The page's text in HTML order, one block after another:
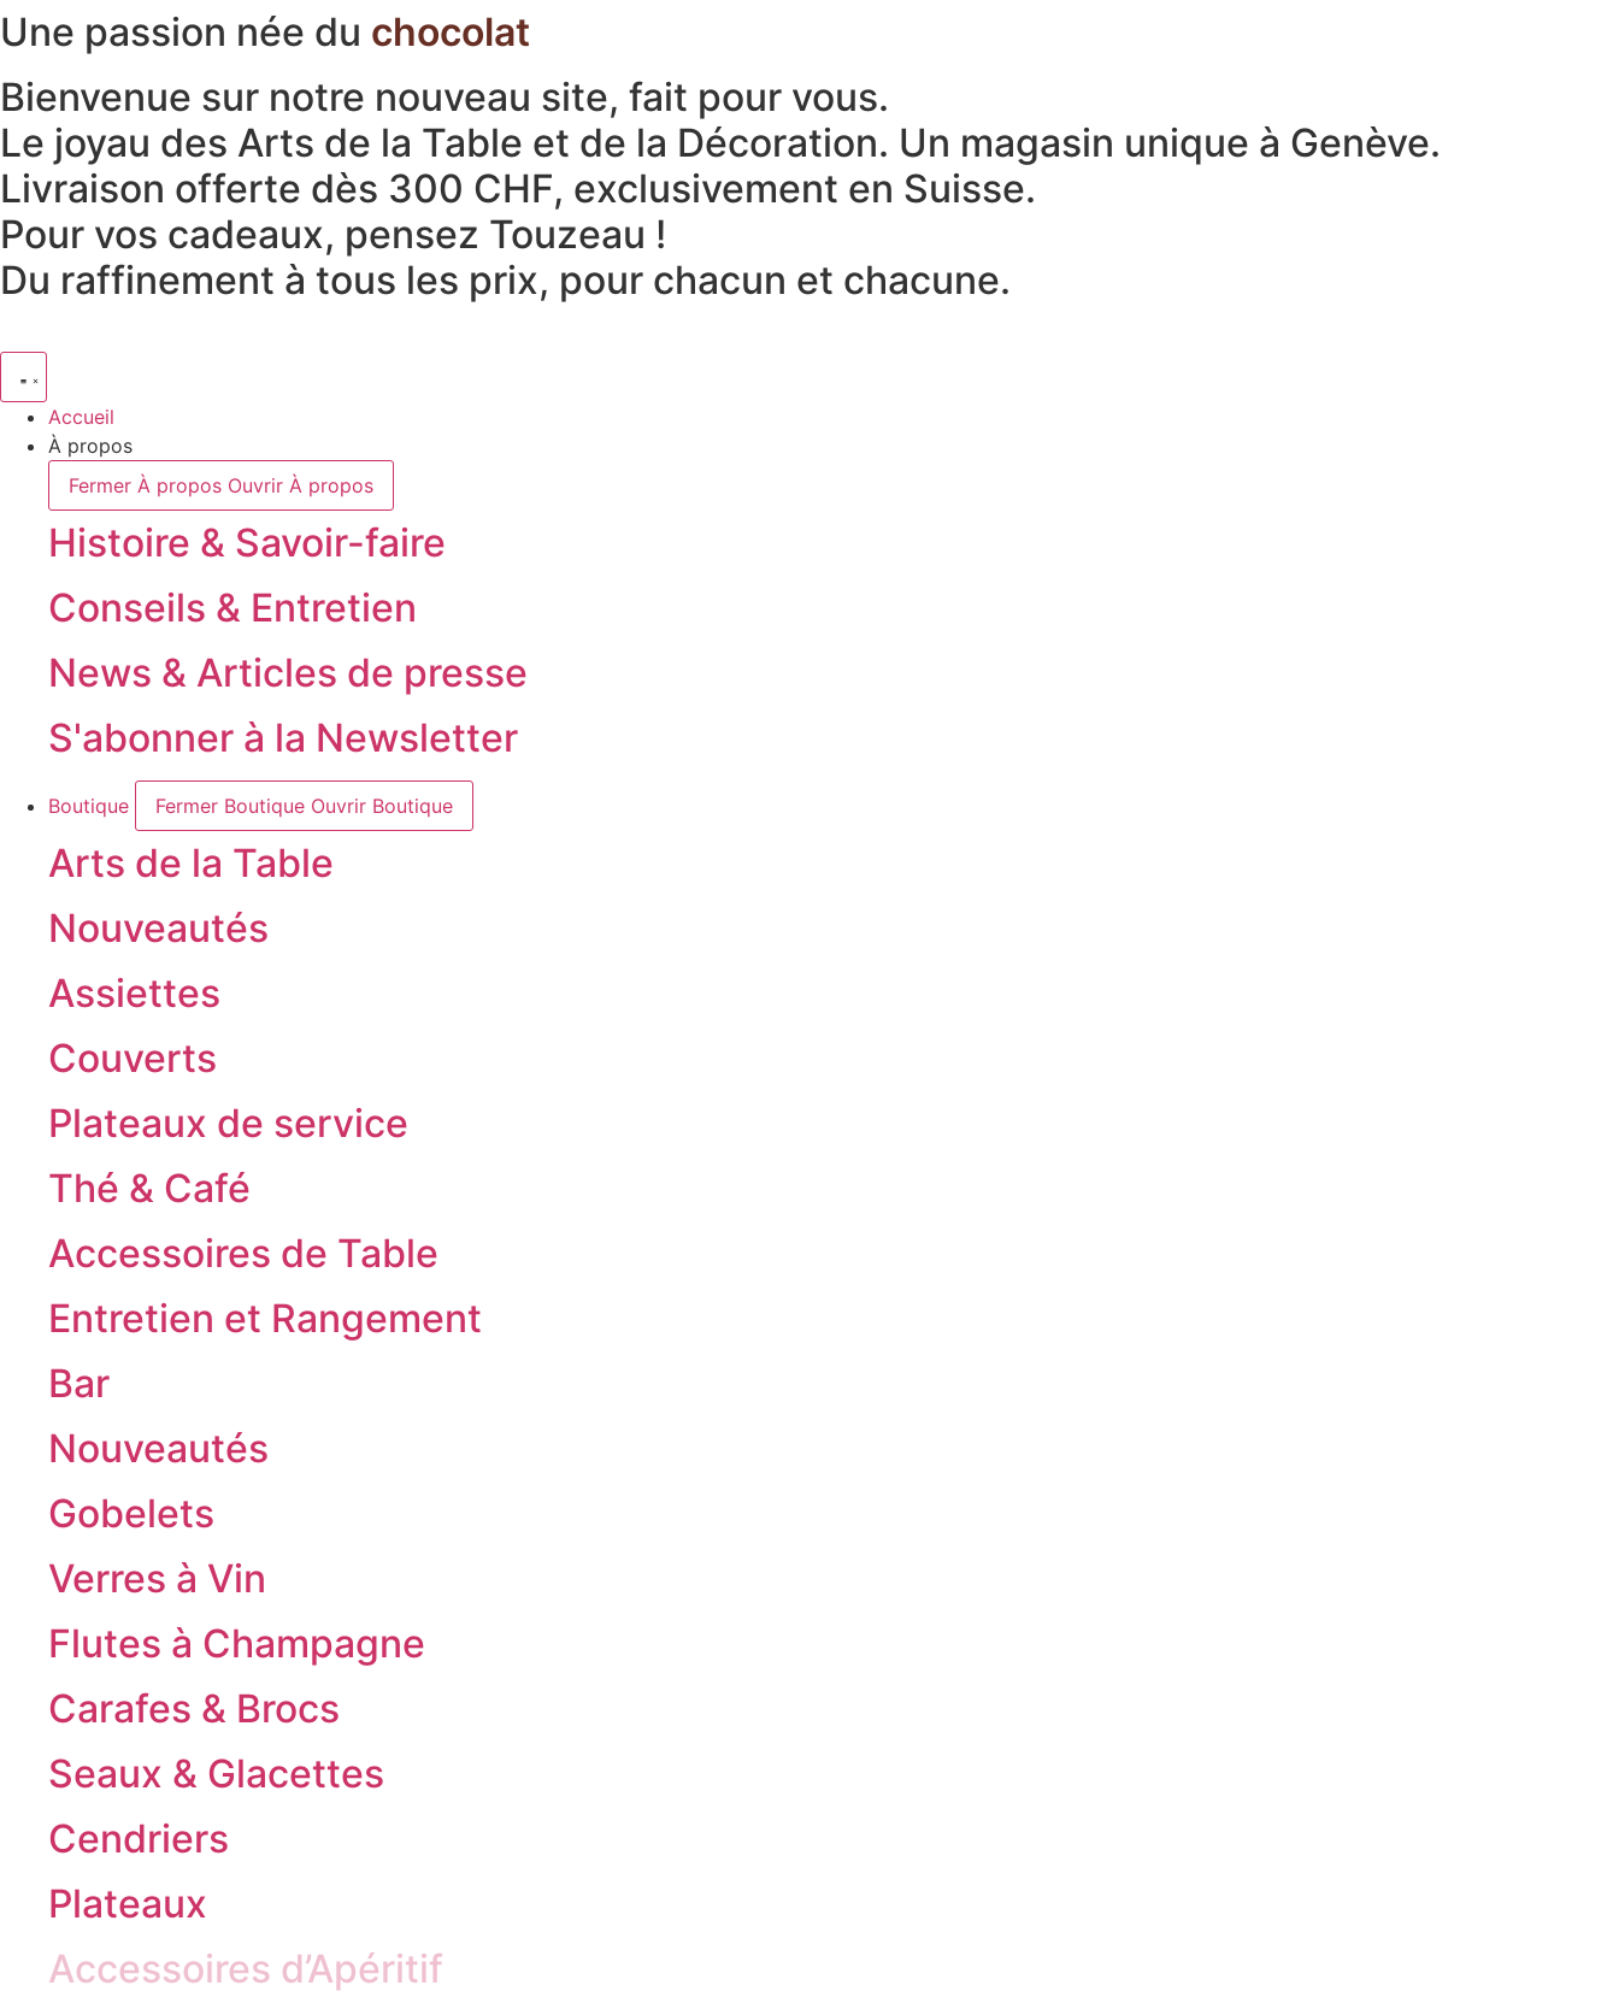
Aller
au
contenu
Une passion née du chocolat
Bienvenue sur notre nouveau site, fait pour vous.
Le joyau des Arts de la Table et de la Décoration. Un magasin unique à Genève.
Livraison offerte dès 300 CHF, exclusivement en Suisse.
Pour vos cadeaux, pensez Touzeau !
Du raffinement à tous les prix, pour chacun et chacune.
Accueil
À propos
Fermer À propos Ouvrir À propos
Histoire & Savoir-faire
Conseils & Entretien
News & Articles de presse
S'abonner à la Newsletter
Boutique Fermer Boutique Ouvrir Boutique
Arts de la Table
Nouveautés
Assiettes
Couverts
Plateaux de service
Thé & Café
Accessoires de Table
Entretien et Rangement
Bar
Nouveautés
Gobelets
Verres à Vin
Flutes à Champagne
Carafes & Brocs
Seaux & Glacettes
Cendriers
Plateaux
Accessoires d’Apéritif